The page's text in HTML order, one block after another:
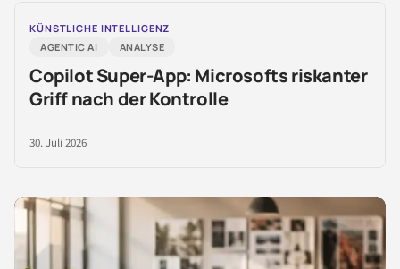
KÜNSTLICHE INTELLIGENZ
AGENTIC AI
ANALYSE
Copilot Super-App: Microsofts riskanter
Griff nach der Kontrolle
30. Juli 2026